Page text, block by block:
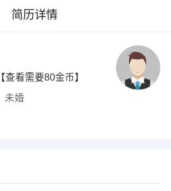
简历详情
【查看需要80金币】
未婚